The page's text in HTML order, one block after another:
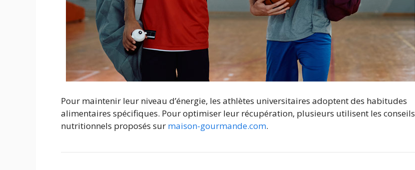
Pour maintenir leur niveau d’énergie, les athlètes universitaires adoptent des habitudes
alimentaires spécifiques. Pour optimiser leur récupération, plusieurs utilisent les conseils
nutritionnels proposés sur maison-gourmande.com.